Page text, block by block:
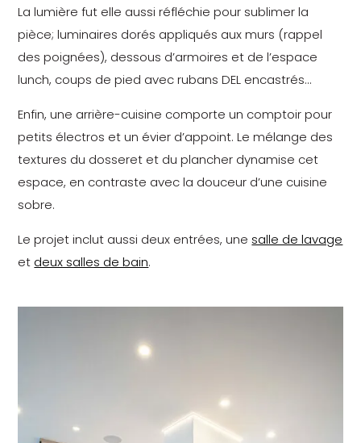
La lumière fut elle aussi réfléchie pour sublimer la
pièce; luminaires dorés appliqués aux murs (rappel
des poignées), dessous d’armoires et de l’espace
lunch, coups de pied avec rubans DEL encastrés…
Enfin, une arrière-cuisine comporte un comptoir pour
petits électros et un évier d’appoint. Le mélange des
textures du dosseret et du plancher dynamise cet
espace, en contraste avec la douceur d’une cuisine
sobre.
Le projet inclut aussi deux entrées, une salle de lavage
et deux salles de bain.